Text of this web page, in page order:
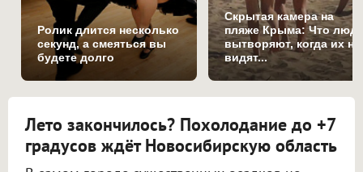
Ролик длится несколько
секунд, а смеяться вы
будете долго
Скрытая камера на
пляже Крыма: Что
вытворяют, когда их не
видят...
Лето закончилось? Похолодание до +7
градусов ждёт Новосибирскую область